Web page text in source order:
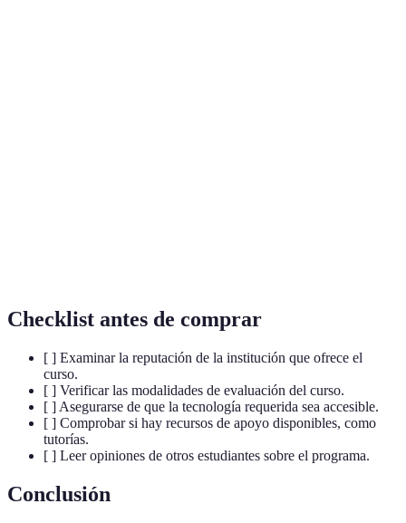
Checklist antes de comprar
[ ] Examinar la reputación de la institución que ofrece el
curso.
[ ] Verificar las modalidades de evaluación del curso.
[ ] Asegurarse de que la tecnología requerida sea accesible.
[ ] Comprobar si hay recursos de apoyo disponibles, como
tutorías.
[ ] Leer opiniones de otros estudiantes sobre el programa.
Conclusión